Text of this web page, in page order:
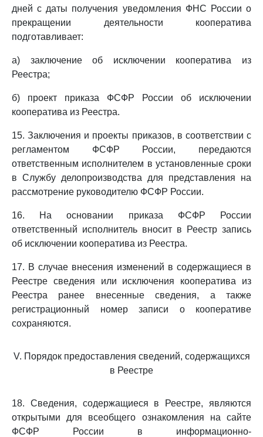
дней с даты получения уведомления ФНС России о
прекращении деятельности кооператива
подготавливает:
а) заключение об исключении кооператива из
Реестра;
б) проект приказа ФСФР России об исключении
кооператива из Реестра.
15. Заключения и проекты приказов, в соответствии с
регламентом ФСФР России, передаются
ответственным исполнителем в установленные сроки
в Службу делопроизводства для представления на
рассмотрение руководителю ФСФР России.
16. На основании приказа ФСФР России
ответственный исполнитель вносит в Реестр запись
об исключении кооператива из Реестра.
17. В случае внесения изменений в содержащиеся в
Реестре сведения или исключения кооператива из
Реестра ранее внесенные сведения, а также
регистрационный номер записи о кооперативе
сохраняются.
V. Порядок предоставления сведений, содержащихся
в Реестре
18. Сведения, содержащиеся в Реестре, являются
открытыми для всеобщего ознакомления на сайте
ФСФР России в информационно-